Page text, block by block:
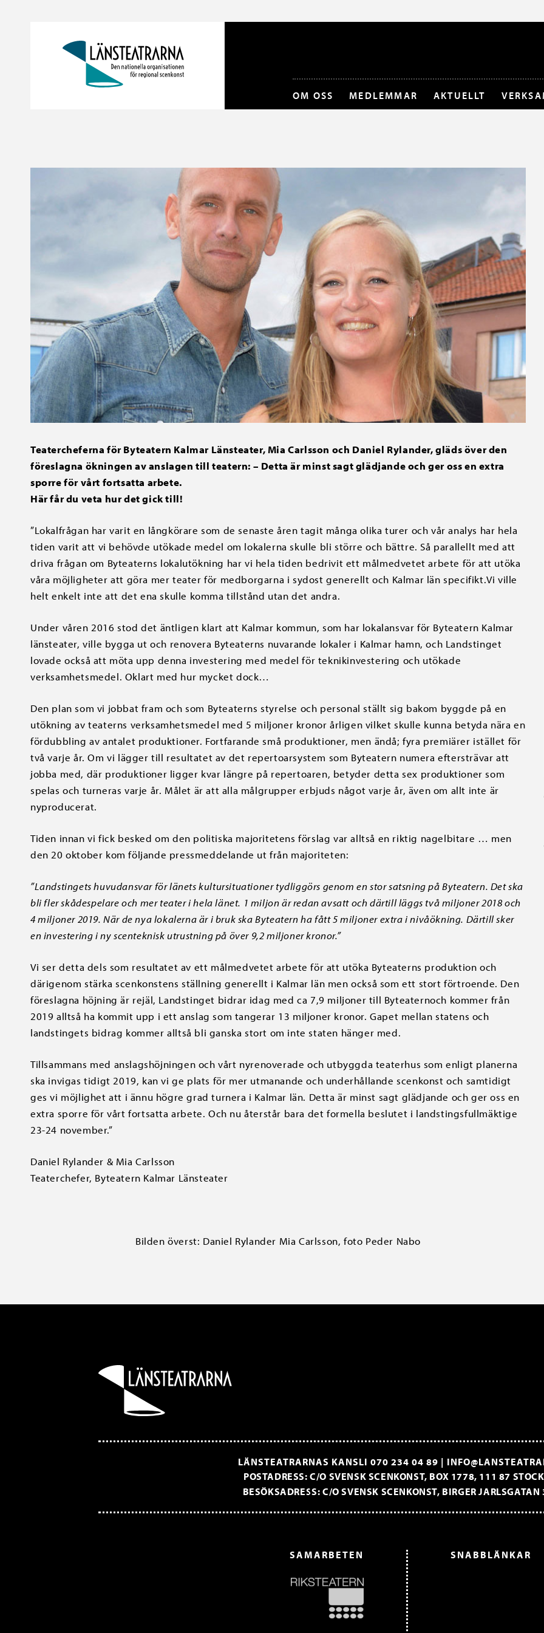
OM OSS MEDLEMMAR AKTUELLT
Teatercheferna för Byteatern Kalmar Länsteater, Mia Carlsson och Daniel Rylander, gläds över den
föreslagna ökningen av anslagen till teatern: – Detta är minst sagt glädjande och ger oss en extra
sporre för vårt fortsatta arbete.
Här får du veta hur det gick till!
”Lokalfrågan har varit en långkörare som de senaste åren tagit många olika turer och vår analys har hela
tiden varit att vi behövde utökade medel om lokalerna skulle bli större och bättre. Så parallellt med att
driva frågan om Byteaterns lokalutökning har vi hela tiden bedrivit ett målmedvetet arbete för att utöka
våra möjligheter att göra mer teater för medborgarna i sydost generellt och Kalmar län specifikt.Vi ville
helt enkelt inte att det ena skulle komma tillstånd utan det andra.
Under våren 2016 stod det äntligen klart att Kalmar kommun, som har lokalansvar för Byteatern Kalmar
länsteater, ville bygga ut och renovera Byteaterns nuvarande lokaler i Kalmar hamn, och Landstinget
lovade också att möta upp denna investering med medel för teknikinvestering och utökade
verksamhetsmedel. Oklart med hur mycket dock…
Den plan som vi jobbat fram och som Byteaterns styrelse och personal ställt sig bakom byggde på en
utökning av teaterns verksamhetsmedel med 5 miljoner kronor årligen vilket skulle kunna betyda nära en
fördubbling av antalet produktioner. Fortfarande små produktioner, men ändå; fyra premiärer istället för
två varje år. Om vi lägger till resultatet av det repertoarsystem som Byteatern numera eftersträvar att
jobba med, där produktioner ligger kvar längre på repertoaren, betyder detta sex produktioner som
spelas och turneras varje år. Målet är att alla målgrupper erbjuds något varje år, även om allt inte är
nyproducerat.
Tiden innan vi fick besked om den politiska majoritetens förslag var alltså en riktig nagelbitare … men
den 20 oktober kom följande pressmeddelande ut från majoriteten:
”Landstingets huvudansvar för länets kultursituationer tydliggörs genom en stor satsning på Byteatern. Det ska
bli fler skådespelare och mer teater i hela länet. 1 miljon är redan avsatt och därtill läggs två miljoner 2018 och
4 miljoner 2019. När de nya lokalerna är i bruk ska Byteatern ha fått 5 miljoner extra i nivåökning. Därtill sker
en investering i ny scenteknisk utrustning på över 9,2 miljoner kronor.”
Vi ser detta dels som resultatet av ett målmedvetet arbete för att utöka Byteaterns produktion och
därigenom stärka scenkonstens ställning generellt i Kalmar län men också som ett stort förtroende. Den
föreslagna höjning är rejäl, Landstinget bidrar idag med ca 7,9 miljoner till Byteaternoch kommer från
2019 alltså ha kommit upp i ett anslag som tangerar 13 miljoner kronor. Gapet mellan statens och
landstingets bidrag kommer alltså bli ganska stort om inte staten hänger med.
Tillsammans med anslagshöjningen och vårt nyrenoverade och utbyggda teaterhus som enligt planerna
ska invigas tidigt 2019, kan vi ge plats för mer utmanande och underhållande scenkonst och samtidigt
ges vi möjlighet att i ännu högre grad turnera i Kalmar län. Detta är minst sagt glädjande och ger oss en
extra sporre för vårt fortsatta arbete. Och nu återstår bara det formella beslutet i landstingsfullmäktige
23-24 november.”
Daniel Rylander & Mia Carlsson
Teaterchefer, Byteatern Kalmar Länsteater
Bilden överst: Daniel Rylander Mia Carlsson, foto Peder Nabo
LÄNSTEATRARNAS KANSLI 070 234 04 89 |
POSTADRESS: C/O SVENSK SCENKONST, BOX 1778, 111 87
BESÖKSADRESS: C/O SVENSK SCENKONST, BIRGER JARLSGATAN
SAMARBETEN SNABBLÄNKAR